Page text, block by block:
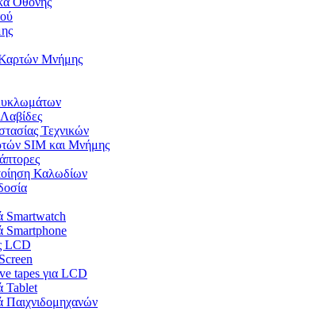
Μνήμης
Τεχνικών
SIM και Μνήμης
Καλωδίων
Smartwatch
Smartphone
LCD
tapes για LCD
Tablet
Παιχνιδομηχανών